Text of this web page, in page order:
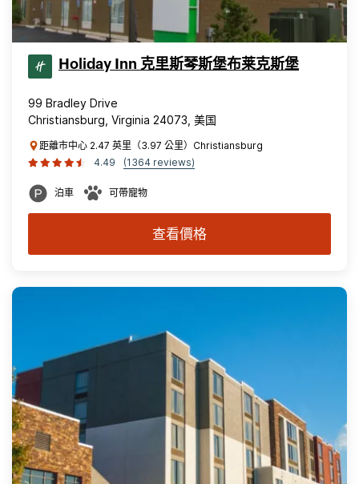
Holiday Inn 克里斯琴斯堡布莱克斯堡
99 Bradley Drive
Christiansburg, Virginia 24073, 美国
距離市中心 2.47 英里（3.97 公里）Christiansburg
4.49
(1364 reviews)
泊車 可帶寵物
查看價格